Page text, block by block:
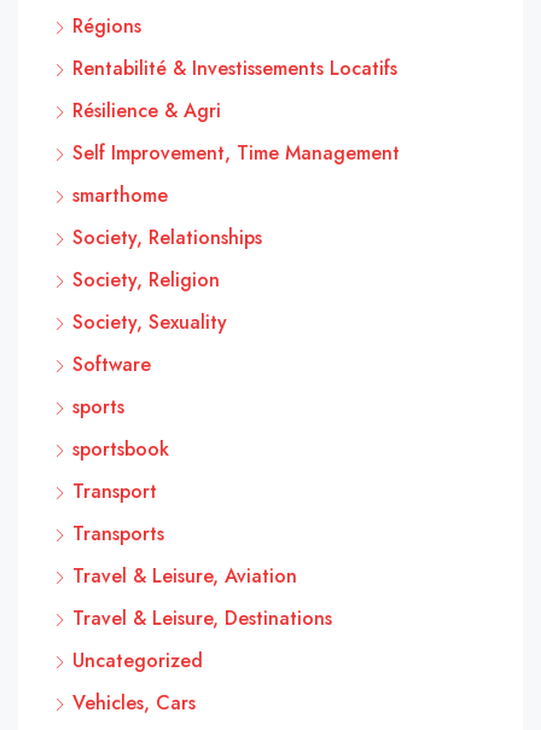
Régions
Rentabilité & Investissements Locatifs
Résilience & Agri
Self Improvement, Time Management
smarthome
Society, Relationships
Society, Religion
Society, Sexuality
Software
sports
sportsbook
Transport
Transports
Travel & Leisure, Aviation
Travel & Leisure, Destinations
Uncategorized
Vehicles, Cars